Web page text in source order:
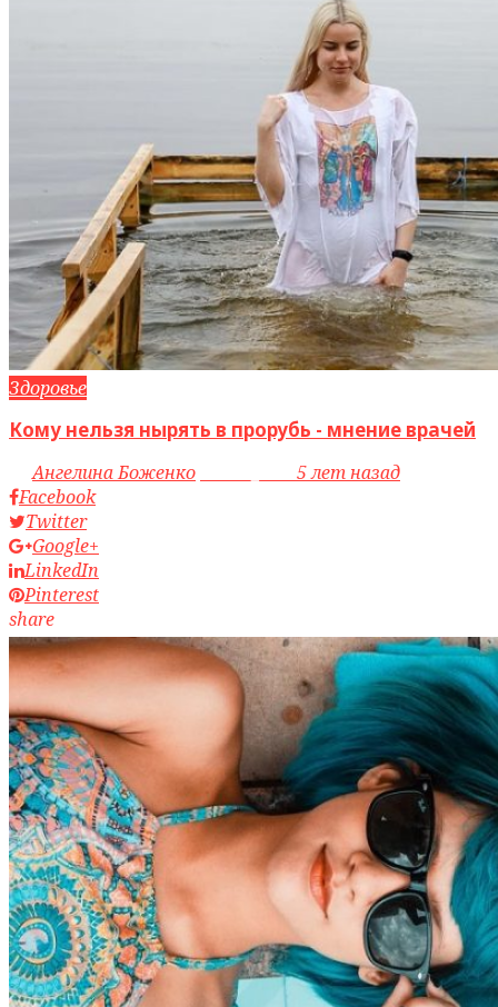
Здоровье
Кому нельзя нырять в прорубь - мнение врачей
byАнгелина Боженко
5 лет назад
Facebook
Twitter
Google+
LinkedIn
Pinterest
share